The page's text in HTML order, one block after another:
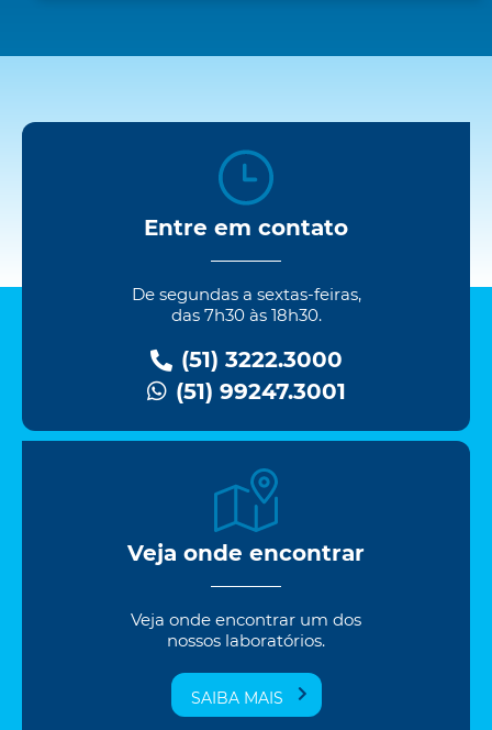
Entre em contato
De segundas a sextas-feiras,
das 7h30 às 18h30.
(51) 3222.3000
(51) 99247.3001
Veja onde encontrar
Veja onde encontrar um dos
nossos laboratórios.
SAIBA MAIS